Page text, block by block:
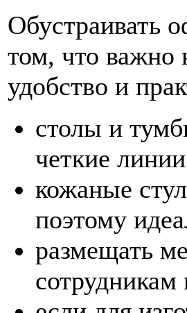
Обустраивать
том, что важно
удобство и
столы и
четкие
кожаные
поэтому
размещать